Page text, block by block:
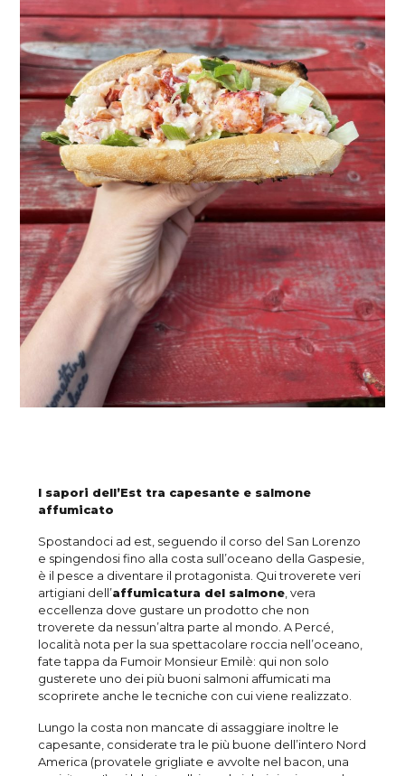
I sapori dell’Est tra capesante e salmone
affumicato
Spostandoci ad est, seguendo il corso del San Lorenzo
e spingendosi fino alla costa sull’oceano della Gaspesie,
è il pesce a diventare il protagonista. Qui troverete veri
artigiani dell’affumicatura del salmone, vera
eccellenza dove gustare un prodotto che non
troverete da nessun’altra parte al mondo. A Percé,
località nota per la sua spettacolare roccia nell’oceano,
fate tappa da Fumoir Monsieur Emilè: qui non solo
gusterete uno dei più buoni salmoni affumicati ma
scoprirete anche le tecniche con cui viene realizzato.
Lungo la costa non mancate di assaggiare inoltre le
capesante, considerate tra le più buone dell’intero Nord
America (provatele grigliate e avvolte nel bacon, una